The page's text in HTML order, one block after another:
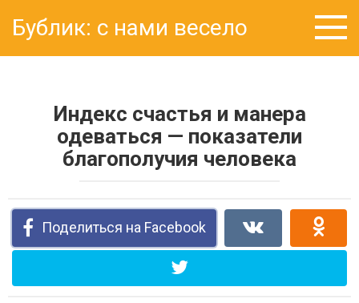
контенту
Бублик: с нами весело
Индекс счастья и манера
одеваться — показатели
благополучия человека
Поделиться на Facebook